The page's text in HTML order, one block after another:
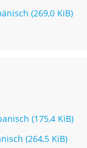
(269,0 KiB)
(175,4 KiB)
(264,5 KiB)